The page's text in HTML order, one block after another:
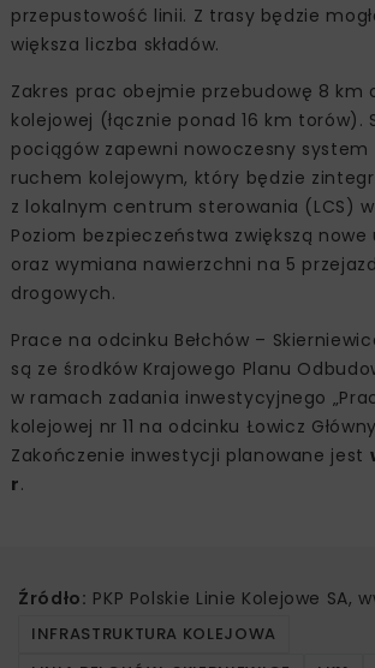
przepustowość linii. Z trasy będzie
większa liczba składów.
Zakres prac obejmie przebudowę 8 km
kolejowej (łącznie ponad 16 km torów).
pociągów zapewni nowoczesny system
ruchem kolejowym, który będzie
z lokalnym centrum sterowania (LCS)
Poziom bezpieczeństwa zwiększą nowe
oraz wymiana nawierzchni na 5
drogowych.
Prace na odcinku Bełchów –
są ze środków Krajowego Planu
w ramach zadania inwestycyjnego
kolejowej nr 11 na odcinku Łowicz
Zakończenie inwestycji planowane jest
r.
Źródło: PKP Polskie Linie Kolejowe SA,
INFRASTRUKTURA KOLEJOWA